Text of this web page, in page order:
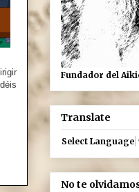
Fundador del
Translate
Select Language
No te